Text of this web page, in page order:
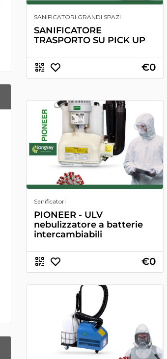
SANIFICATORI GRANDI SPAZI
SANIFICATORE
TRASPORTO SU PICK UP
€0
Sanificatori
PIONEER - ULV
nebulizzatore a batterie
intercambiabili
€0